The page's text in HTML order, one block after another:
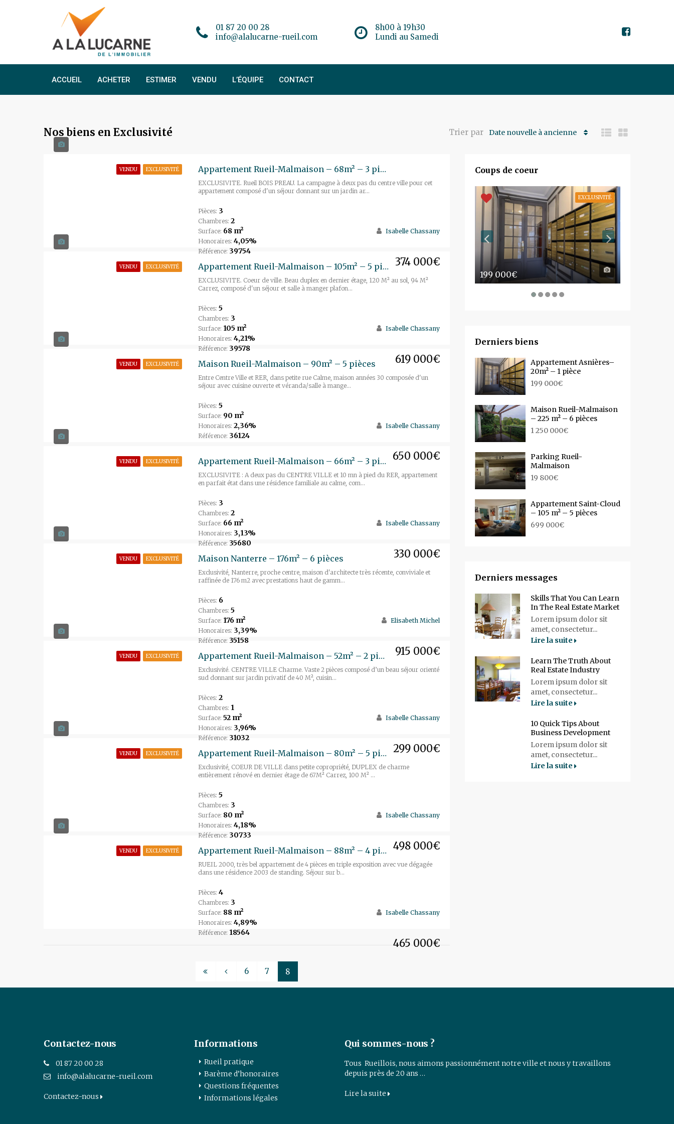
8h00 à 19h30
Lundi au Samedi
01 87 20 00 28
info@alalucarne-rueil.com
ACCUEIL ACHETER ESTIMER VENDU L’ÉQUIPE CONTACT
Nos biens en Exclusivité Trier par Date nouvelle à ancienne
VENDU EXCLUSIVITÉ Appartement Rueil-Malmaison – 68m² – 3 pièces
EXCLUSIVITE. Rueil BOIS PREAU. La campagne à deux pas du centre ville pour cet
appartement composé d'un séjour donnant sur un jardin ar...
Pièces: 3
Chambres: 2
Surface: 68 m²
Honoraires: 4,05%
Référence: 39754
374 000€
Isabelle Chassany
VENDU EXCLUSIVITÉ Appartement Rueil-Malmaison – 105m² – 5 pièces
EXCLUSIVITE. Coeur de ville. Beau duplex en dernier étage, 120 M² au sol, 94 M²
Carrez, composé d'un séjour et salle à manger plafon...
Pièces: 5
Chambres: 3
Surface: 105 m²
Honoraires: 4,21%
Référence: 39578
619 000€
Isabelle Chassany
VENDU EXCLUSIVITÉ Maison Rueil-Malmaison – 90m² – 5 pièces
Entre Centre Ville et RER, dans petite rue Calme, maison années 30 composée d'un
séjour avec cuisine ouverte et véranda/salle à mange...
Pièces: 5
Surface: 90 m²
Honoraires: 2,36%
Référence: 36124
650 000€
Isabelle Chassany
VENDU EXCLUSIVITÉ Appartement Rueil-Malmaison – 66m² – 3 pièces
EXCLUSIVITE : A deux pas du CENTRE VILLE et 10 mn à pied du RER, appartement
en parfait état dans une résidence familiale au calme, com...
Pièces: 3
Chambres: 2
Surface: 66 m²
Honoraires: 3,13%
Référence: 35680
330 000€
Isabelle Chassany
VENDU EXCLUSIVITÉ Maison Nanterre – 176m² – 6 pièces
Exclusivité, Nanterre, proche centre, maison d'architecte très récente, conviviale et
raffinée de 176 m2 avec prestations haut de gamm...
Pièces: 6
Chambres: 5
Surface: 176 m²
Honoraires: 3,39%
Référence: 35158
915 000€
Elisabeth Michel
VENDU EXCLUSIVITÉ Appartement Rueil-Malmaison – 52m² – 2 pièces
Exclusivité. CENTRE VILLE Charme. Vaste 2 pièces composé d’un beau séjour orienté
sud donnant sur jardin privatif de 40 M², cuisin...
Pièces: 2
Chambres: 1
Surface: 52 m²
Honoraires: 3,96%
Référence: 31032
299 000€
Isabelle Chassany
VENDU EXCLUSIVITÉ Appartement Rueil-Malmaison – 80m² – 5 pièces
Exclusivité, COEUR DE VILLE dans petite copropriété, DUPLEX de charme
entièrement rénové en dernier étage de 67M² Carrez, 100 M² ...
Pièces: 5
Chambres: 3
Surface: 80 m²
Honoraires: 4,18%
Référence: 30733
498 000€
Isabelle Chassany
VENDU EXCLUSIVITÉ Appartement Rueil-Malmaison – 88m² – 4 pièces
RUEIL 2000, très bel appartement de 4 pièces en triple exposition avec vue dégagée
dans une résidence 2003 de standing. Séjour sur b...
Pièces: 4
Chambres: 3
Surface: 88 m²
Honoraires: 4,89%
Référence: 18564
465 000€
Isabelle Chassany
6 7 8
Coups de coeur
EXCLUSIVITÉ
199 000€
Derniers biens
Appartement Asnières–
20m² – 1 pièce
199 000€
Maison Rueil-Malmaison
– 225 m² – 6 pièces
1 250 000€
Parking Rueil-
Malmaison
19 800€
Appartement Saint-Cloud
– 105 m² – 5 pièces
699 000€
Derniers messages
Skills That You Can Learn
In The Real Estate Market
Lorem ipsum dolor sit
amet, consectetur...
Lire la suite
Learn The Truth About
Real Estate Industry
Lorem ipsum dolor sit
amet, consectetur...
Lire la suite
10 Quick Tips About
Business Development
Lorem ipsum dolor sit
amet, consectetur...
Lire la suite
Contactez-nous
01 87 20 00 28
info@alalucarne-rueil.com
Contactez-nous
Informations
Rueil pratique
Barème d’honoraires
Questions fréquentes
Informations légales
Qui sommes-nous ?
Tous Rueillois, nous aimons passionnément notre ville et nous y travaillons
depuis près de 20 ans …
Lire la suite